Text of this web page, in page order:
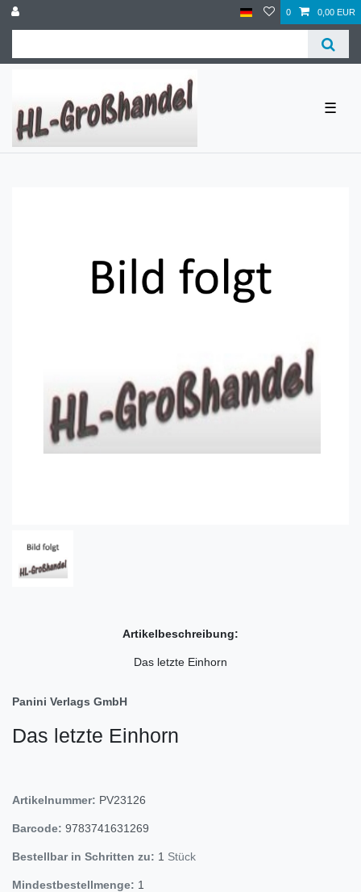
0 0,00 EUR
☰
Artikelbeschreibung:
Das letzte Einhorn
Panini Verlags GmbH
Das letzte Einhorn
Artikelnummer: PV23126
Barcode: 9783741631269
Bestellbar in Schritten zu: 1 Stück
Mindestbestellmenge: 1